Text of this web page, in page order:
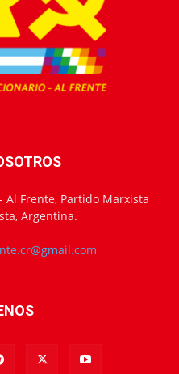
Al Frente, Partido Marxista
Argentina.